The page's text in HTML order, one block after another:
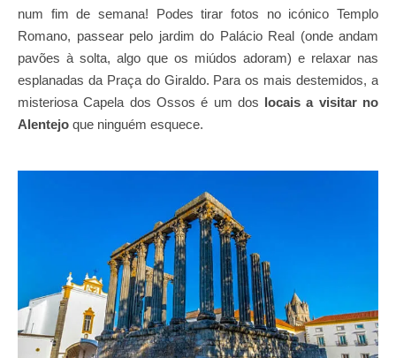
num fim de semana! Podes tirar fotos no icónico Templo
Romano, passear pelo jardim do Palácio Real (onde andam
pavões à solta, algo que os miúdos adoram) e relaxar nas
esplanadas da Praça do Giraldo. Para os mais destemidos, a
misteriosa Capela dos Ossos é um dos locais a visitar no
Alentejo que ninguém esquece.